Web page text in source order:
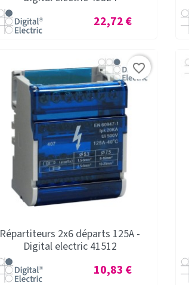
Prix
22,72 €
Répartiteurs 2x6 départs 125A -
Digital electric 41512
Prix
10,83 €
favorite_border